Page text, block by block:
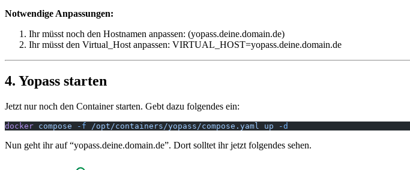
Notwendige Anpassungen:
Ihr müsst noch den Hostnamen anpassen: (yopass.deine.domain.de)
Ihr müsst den Virtual_Host anpassen: VIRTUAL_HOST=yopass.deine.domain.de
4. Yopass starten
Jetzt nur noch den Container starten. Gebt dazu folgendes ein:
docker compose -f /opt/containers/yopass/compose.yaml up -d
Nun geht ihr auf “yopass.deine.domain.de”. Dort solltet ihr jetzt folgendes sehen.